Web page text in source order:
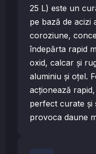
25 L) este un
pe bază de acizi
coroziune,
îndepărta rapid
oxid, calcar și
aluminiu și oțel.
acționează
perfect curate și
provoca daune